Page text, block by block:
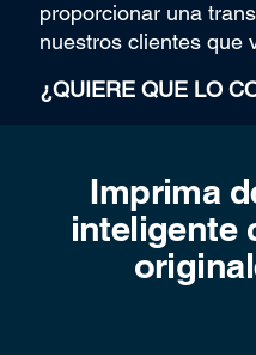
proporcionar una
nuestros clientes que
¿QUIERE QUE LO
Imprima
inteligente